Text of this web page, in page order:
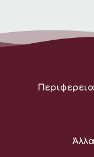
Διεύθυνση: